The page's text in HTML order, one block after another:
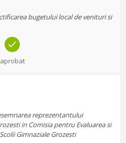
bugetului local de venituri si
aprobat
reprezentantului
in Comisia pentru Evaluarea si
Gimnaziale Grozesti